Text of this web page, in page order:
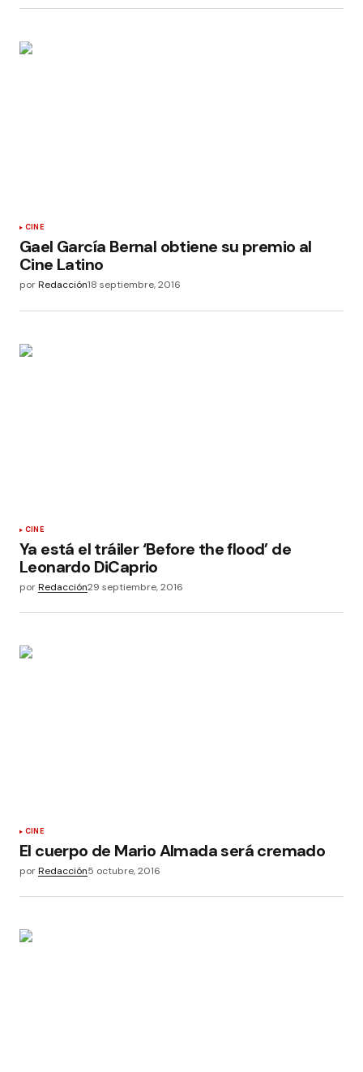
CINE
Gael García Bernal obtiene su premio al
Cine Latino
porRedacción18 septiembre, 2016
CINE
Ya está el tráiler ‘Before the flood’ de
Leonardo DiCaprio
porRedacción29 septiembre, 2016
CINE
El cuerpo de Mario Almada será cremado
porRedacción5 octubre, 2016